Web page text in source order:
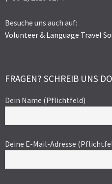
Besuche uns auch auf:
Volunteer & Language Travel
FRAGEN? SCHREIB UNS
Dein Name (Pflichtfeld)
Deine E-Mail-Adresse